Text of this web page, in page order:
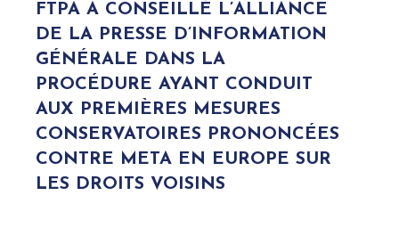
FTPA A CONSEILLÉ L’ALLIANCE
DE LA PRESSE D’INFORMATION
GÉNÉRALE DANS LA
PROCÉDURE AYANT CONDUIT
AUX PREMIÈRES MESURES
CONSERVATOIRES PRONONCÉES
CONTRE META EN EUROPE SUR
LES DROITS VOISINS